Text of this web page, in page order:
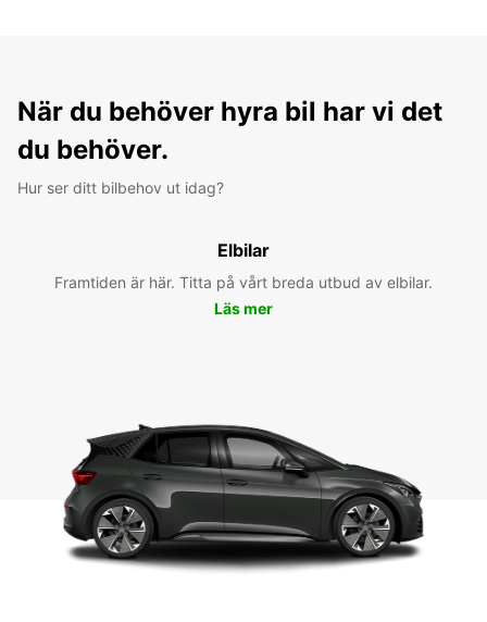
När du behöver hyra bil har vi det
du behöver.
Hur ser ditt bilbehov ut idag?
Elbilar
Framtiden är här. Titta på vårt breda utbud av elbilar.
Läs mer